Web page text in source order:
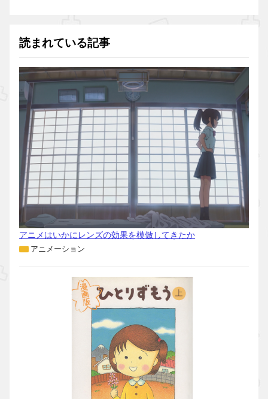
読まれている記事
アニメはいかにレンズの効果を模倣してきたか
アニメーション